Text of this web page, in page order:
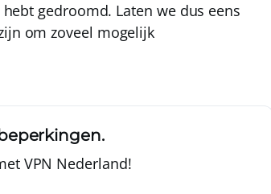
gedroomd. Laten we dus eens
om zoveel mogelijk
VPN Nederland!